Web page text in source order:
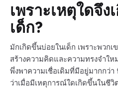
เพราะเหตุใดจึ
เด็ก?
มักเกิดขึ้นบ่อยในเด็ก เพราะพวก
สร้างความคิดและความทรงจำใ
พึ่งพาความเชื่อเดิมที่มีอยู่มากกว่
ว่าเมื่อมีเหตุการณ์ใดเกิดขึ้นในชี